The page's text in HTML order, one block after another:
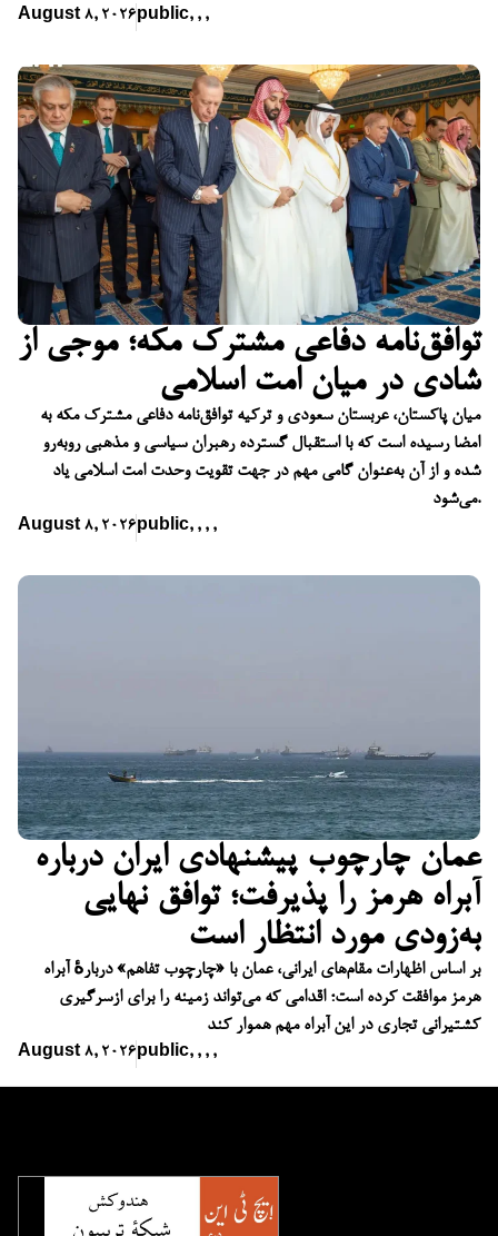
August 8, 2026 public, , ,
توافق‌نامه دفاعی مشترک مکه؛ موجی از
شادی در میان امت اسلامی
میان پاکستان، عربستان سعودی و ترکیه توافق‌نامه دفاعی مشترک مکه به
امضا رسیده است که با استقبال گسترده رهبران سیاسی و مذهبی روبه‌رو
شده و از آن به‌عنوان گامی مهم در جهت تقویت وحدت امت اسلامی یاد
می‌شود.
August 8, 2026 public, , , ,
عمان چارچوب پیشنهادی ایران درباره
آبراه هرمز را پذیرفت؛ توافق نهایی
به‌زودی مورد انتظار است
بر اساس اظهارات مقام‌های ایرانی، عمان با «چارچوب تفاهم» دربارهٔ آبراه
هرمز موافقت کرده است؛ اقدامی که می‌تواند زمینه را برای ازسرگیری
کشتیرانی تجاری در این آبراه مهم هموار کند
August 8, 2026 public, , , ,